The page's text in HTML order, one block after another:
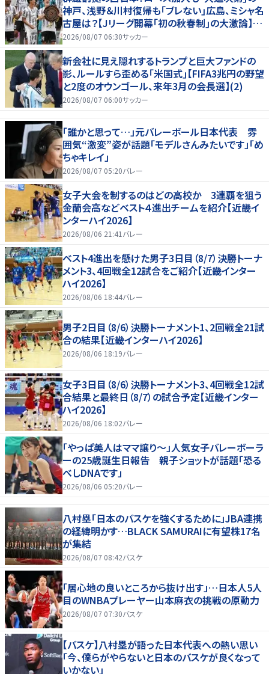
神戸、浅野＆川村復帰も｢ブレない｣広島、ミシャ名
古屋は？【Jリーグ開幕｢初の秋春制｣の大激論】
(2)
2026/08/07 06:30サッカー
新会社に見え隠れするトランプと巨大ファンドの
影、ルールすら歪める｢米国式｣【FIFA3兆円の野望
と2度のオウンゴール、来年3月の会長選】(2)
2026/08/07 06:00サッカー
「誰かと思って…」元バレーボール日本代表 雰
囲気“激変”姿が話題「モデルさんみたいです」「め
ちゃキレイ」
2026/08/07 05:20バレー
女子大会を制するのはどの高校か 3連覇を狙う
金蘭会高などベスト４進出チームを紹介【近畿イ
ンターハイ2026】
2026/08/06 21:41 バレー
ベスト4進出を懸けた男子3日目（8/7）決勝トーナ
メント3、4回戦全12試合をご紹介【近畿インター
ハイ2026】
2026/08/06 18:44バレー
男子2日目（8/6）決勝トーナメント1、2回戦全21試
合の結果【近畿インターハイ2026】
2026/08/06 18:19バレー
女子3日目（8/6）決勝トーナメント3、4回戦全12試
合結果と最終日（8/7）の試合予定【近畿インター
ハイ2026】
2026/08/06 18:02バレー
「やっぱ美人はママ譲り～」人気女子バレーボーラ
ーの25歳誕生日報告 親子ショットが話題「恐る
べしDNAです」
2026/08/06 05:20バレー
八村塁「日本のバスケを強くするために」JBA連携
の経緯明かす…BLACK SAMURAIに有望株17名
が集結
2026/08/07 08:42バスケ
「居心地の良いところから抜け出す」…日本人5人
目のWNBAプレーヤー山本麻衣の挑戦の原動力
2026/08/07 07:30バスケ
【バスケ】八村塁が語った日本代表への熱い思い
「今、僕らがやらないと日本のバスケが良くなって
いかない」